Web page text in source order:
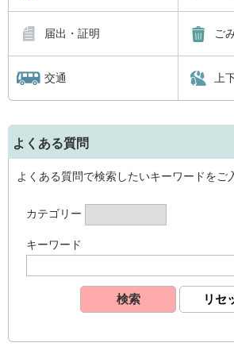
届出・証明 ご
交通 上
よくある質問
よくある質問で検索したいキーワードをご
カテゴリー
キーワード